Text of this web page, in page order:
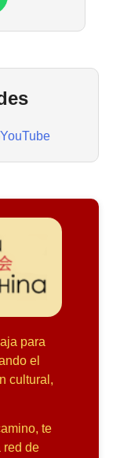
para
el
cultural,
te
red de